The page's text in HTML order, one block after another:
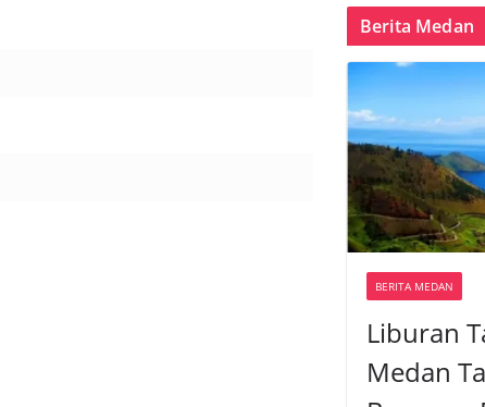
Berita Medan
BERITA MEDAN
Liburan
Medan